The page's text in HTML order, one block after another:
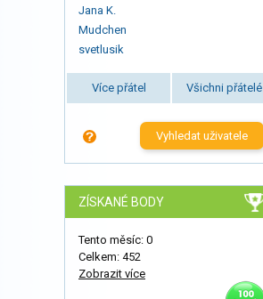
Jana K.
Mudchen
svetlusik
Více přátel Všichni přátelé
Vyhledat uživatele
ZÍSKANÉ BODY
Tento měsíc: 0
Celkem: 452
Zobrazit více